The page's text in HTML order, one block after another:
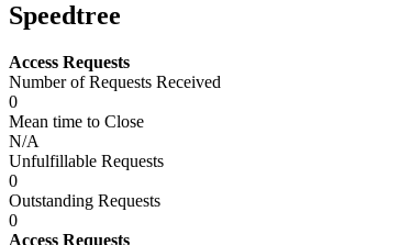
Speedtree
Access Requests
Number of Requests Received
0
Mean time to Close
N/A
Unfulfillable Requests
0
Outstanding Requests
0
Access Requests